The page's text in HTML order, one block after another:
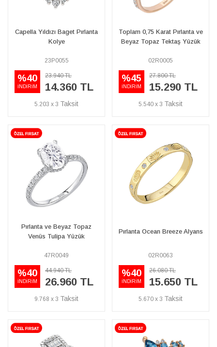
Capella Yıldızı Baget Pırlanta
Kolye
23P0055
%40
İNDİRİM
23.940 TL
14.360 TL
5.203 x 3
Toplam 0,75 Karat Pırlanta ve
Beyaz Topaz Tektaş Yüzük
02R0005
%45
İNDİRİM
27.800 TL
15.290 TL
5.540 x 3
Pırlanta ve Beyaz Topaz
Venüs Tulipa Yüzük
47R0049
%40
İNDİRİM
44.940 TL
26.960 TL
9.768 x 3
Pırlanta Ocean Breeze Alyans
02R0063
%40
İNDİRİM
26.080 TL
15.650 TL
5.670 x 3